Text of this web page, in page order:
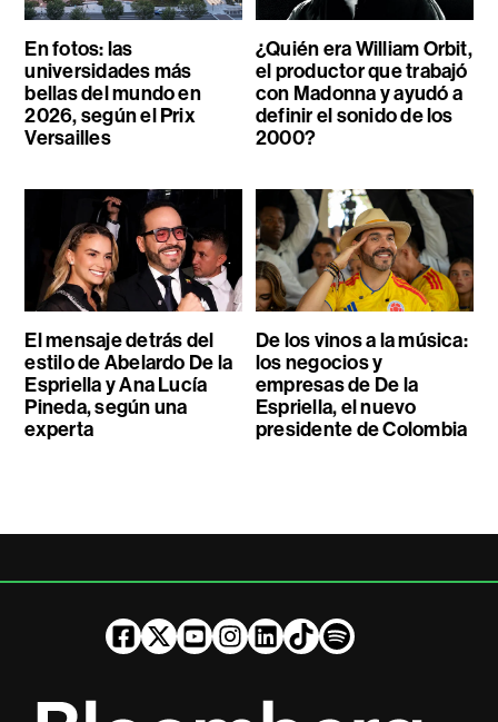
En fotos: las
universidades más
bellas del mundo en
2026, según el Prix
Versailles
¿Quién era William Orbit,
el productor que trabajó
con Madonna y ayudó a
definir el sonido de los
2000?
El mensaje detrás del
estilo de Abelardo De la
Espriella y Ana Lucía
Pineda, según una
experta
De los vinos a la música:
los negocios y
empresas de De la
Espriella, el nuevo
presidente de Colombia